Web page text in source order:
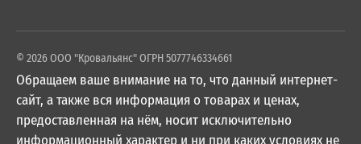
© 2026 ООО "Кровальянс" ОГРН 5077746334661
Обращаем ваше внимание на то, что данный интернет-
сайт, а также вся информация о товарах и ценах,
предоставленная на нём, носит исключительно
информационный характер и ни при каких условиях не